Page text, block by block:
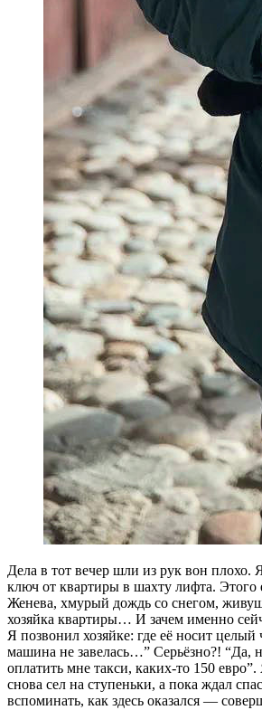
Дела в тот вечер шли из рук вон плохо.
ключ от квартиры в шахту лифта. Этого
Женева, хмурый дождь со снегом,
хозяйка квартиры… И зачем именно
Я позвонил хозяйке: где её носит целый
машина не завелась…” Серьёзно?! “Да,
оплатить мне такси, каких-то 150
снова сел на ступеньки, а пока ждал
вспоминать, как здесь оказался —